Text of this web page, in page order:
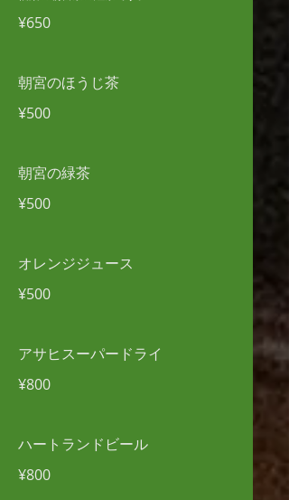
¥650
朝宮のほうじ茶
¥500
朝宮の緑茶
¥500
オレンジジュース
¥500
アサヒスーパードライ
¥800
ハートランドビール
¥800